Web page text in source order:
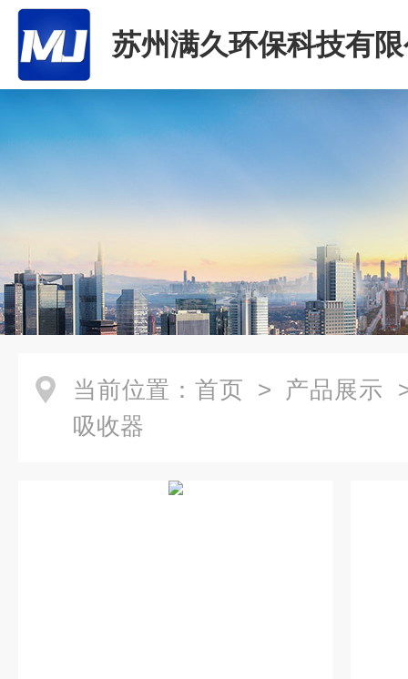
苏州满久环保科技有
当前位置： 首页 > 产品展示
吸收器